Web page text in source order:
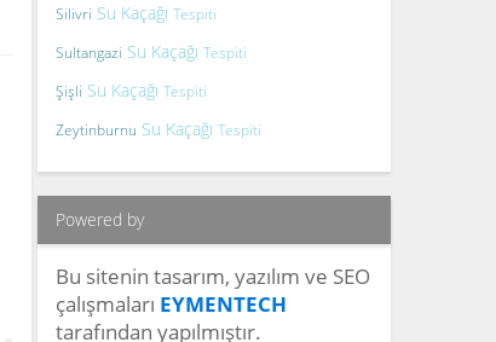
Silivri Su Kaçağı Tespiti
Sultangazi Su Kaçağı Tespiti
Şişli Su Kaçağı Tespiti
Zeytinburnu Su Kaçağı Tespiti
Powered by
Bu sitenin tasarım, yazılım ve SEO
çalışmaları EYMENTECH
tarafından yapılmıştır.